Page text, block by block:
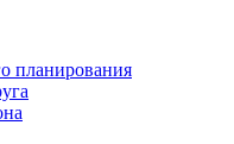
планирования